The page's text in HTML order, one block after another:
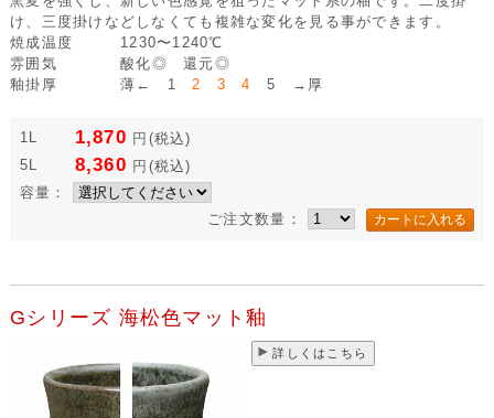
け、三度掛けなどしなくても複雑な変化を見る事ができます。
焼成温度
1230〜1240℃
雰囲気
酸化◎ 還元◎
釉掛厚
薄← 12 3 4 5 →厚
1L 1,870 円 (税込)
5L
8,360 円 (税込)
容量：
ご注文数量：
Gシリーズ 海松色マット釉
詳しくはこちら